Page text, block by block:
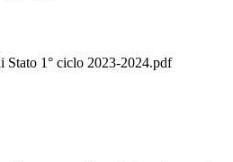
Stato 1° ciclo 2023-2024.pdf